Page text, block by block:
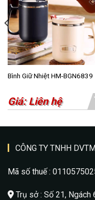
Bình Giữ Nhiệt HM-BGN6839
Giá: Liên hệ
CÔNG TY TNHH
Mã số thuế :
Trụ sở : Số 21, Ngách